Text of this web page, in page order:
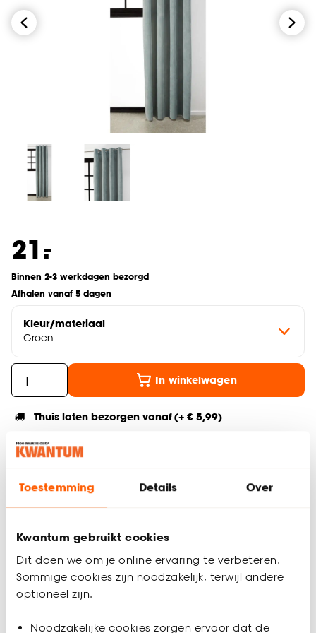
Toestemming Details Over
Kwantum gebruikt cookies
Dit doen we om je online ervaring te verbeteren.
Sommige cookies zijn noodzakelijk, terwijl andere
optioneel zijn.
Noodzakelijke cookies zorgen ervoor dat de
21.
-
Binnen 2-3 werkdagen bezorgd
Afhalen vanaf 5 dagen
Kleur/materiaal
Groen
In winkelwagen
Thuis laten bezorgen vanaf (+ € 5,99)
Gratis afhalen in de winkel
Altijd de laagste prijs
Deel jouw product & volg ons op social
Productomschrijving
Kant en klaar gordijn van soepelvallende groene stof. Stevig
en kreukherstellend. 140x260 cm (bxh).